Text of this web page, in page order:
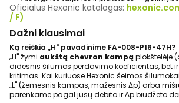
Oficialus Hexonic katalogas:
/ F)
Dažni klausimai
Ką reiškia „H" pavadinime FA-008-P16-47H?
„H" žymi aukštą chevron kampą plokštelėje
didesnis šilumos perdavimo koeficientas, bet
kritimas. Kai kuriuose Hexonic šeimos
„L" (žemesnis kampas, mažesnis Δp) arba
parenkame pagal jūsų debito ir Δp biudžeto